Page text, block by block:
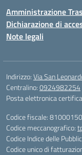
Amministrazione
Dichiarazione di
Note legali
Indirizzo:Via San
Centralino:0924982254
Posta elettronica
Codice fiscale:
Codice meccanografico:
Codice Indice delle
Codice unico di